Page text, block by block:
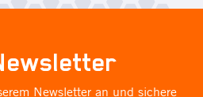
Newsletter an und sichere